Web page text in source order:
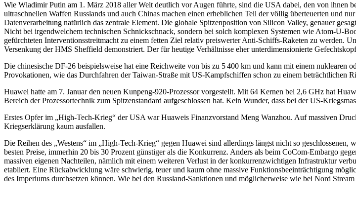
Wie Wladimir Putin am 1. März 2018 aller Welt deutlich vor Augen führte, sind die USA dabei, den von ihnen
ultraschnellen Waffen Russlands und auch Chinas machen einen erheblichen Teil der völlig überteuerten und
Datenverarbeitung natürlich das zentrale Element. Die globale Spitzenposition von Silicon Valley, genauer
Nicht bei irgendwelchem technischen Schnickschnack, sondern bei solch komplexen Systemen wie Atom-U-
gefürchteten Interventionsstreitmacht zu einem fetten Ziel relativ preiswerter Anti-Schiffs-Raketen zu werden.
Versenkung der HMS Sheffield demonstriert. Der für heutige Verhältnisse eher unterdimensionierte
Die chinesische DF-26 beispielsweise hat eine Reichweite von bis zu 5 400 km und kann mit einem
Provokationen, wie das Durchfahren der Taiwan-Straße mit US-Kampfschiffen schon zu einem beträchtlichen
Huawei hatte am 7. Januar den neuen Kunpeng-920-Prozessor vorgestellt. Mit 64 Kernen bei 2,6 GHz hat
Bereich der Prozessortechnik zum Spitzenstandard aufgeschlossen hat. Kein Wunder, dass bei der US-
Erstes Opfer im „High-Tech-Krieg“ der USA war Huaweis Finanzvorstand Meng Wanzhou. Auf massiven
Kriegserklärung kaum ausfallen.
Die Reihen des „Westens“ im „High-Tech-Krieg“ gegen Huawei sind allerdings längst nicht so
besten Preise, immerhin 20 bis 30 Prozent günstiger als die Konkurrenz. Anders als beim CoCom-Embargo
massiven eigenen Nachteilen, nämlich mit einem weiteren Verlust in der konkurrenzwichtigen Infrastruktur
etabliert. Eine Rückabwicklung wäre schwierig, teuer und kaum ohne massive Funktionsbeeinträchtigung
des Imperiums durchsetzen können. Wie bei den Russland-Sanktionen und möglicherweise wie bei Nord